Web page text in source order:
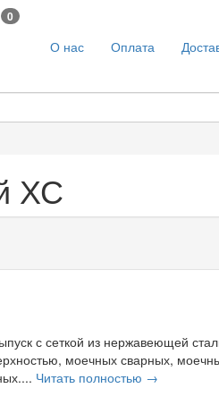
0
О нас Оплата
ХС
с сеткой из нержавеющей
моечных сварных,
Читать полностью →